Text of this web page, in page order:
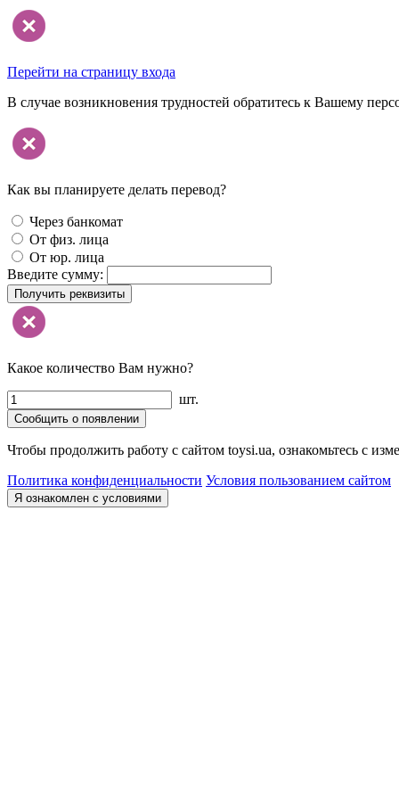
Перейти на страницу входа
В случае возникновения трудностей обратитесь к Вашему
Как вы планируете делать перевод?
Через банкомат
От физ. лица
От юр. лица
Введите сумму:
Получить реквизиты
Какое количество Вам нужно?
шт.
Сообщить о появлении
Чтобы продолжить работу с сайтом toysi.ua, ознакомьтесь с
Политика конфиденциальности Условия пользованием сайтом
Я ознакомлен с условиями